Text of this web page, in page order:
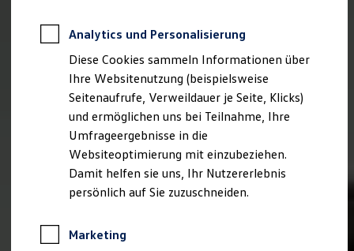
Professional Class bei Volkswagen
Behörden
Direktkunden
Sonderfahrzeuge
Anpfiff zum Gewinn
Elektromobilität
Elektroautos
ID. Tutorials
Elektrofahrzeugkonzepte
ID. EVERY1
Reichweite
Rekuperation
Analytics und Personalisierung
Diese Cookies sammeln Informationen über
Ihre Websitenutzung (beispielsweise
Seitenaufrufe, Verweildauer je Seite, Klicks)
und ermöglichen uns bei Teilnahme, Ihre
Umfrageergebnisse in die
Websiteoptimierung mit einzubeziehen.
Damit helfen sie uns, Ihr Nutzererlebnis
persönlich auf Sie zuzuschneiden.
Marketing